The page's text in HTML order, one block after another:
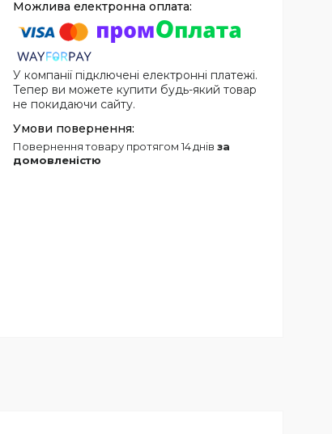
У компанії підключені електронні платежі.
Тепер ви можете купити будь-який товар
не покидаючи сайту.
повернення товару протягом 14 днів за
домовленістю